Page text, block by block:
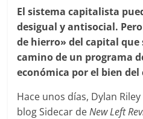
El sistema capitalista
desigual y antisocial.
de hierro» del capital que
camino de un programa
económica por el bien del
Hace unos días, Dylan Riley
blog Sidecar deNew Left